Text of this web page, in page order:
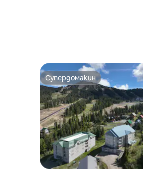
Супердомакин
Супердомакин